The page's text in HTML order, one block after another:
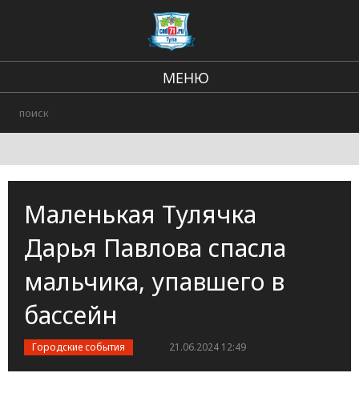
МЕНЮ
Городские события
Маленькая Тулячка
Дарья Павлова спасла
мальчика, упавшего в
бассейн
Городские события 21.06.2024 12:49